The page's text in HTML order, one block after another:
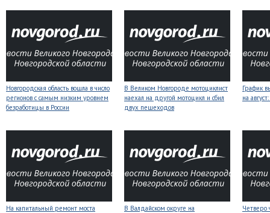
Новгородская область вошла в число
регионов с самым низким уровнем
безработицы в России
В Великом Новгороде мотоциклист
наехал на другой мотоцикл и сбил
двух пешеходов
График
на
На капитальный ремонт моста
В Валдайском округе на
Четверо